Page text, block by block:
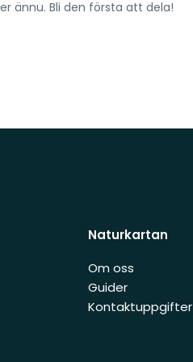
ännu. Bli den första att dela!
Naturkartan
Om oss
Guider
Kontaktuppgifter